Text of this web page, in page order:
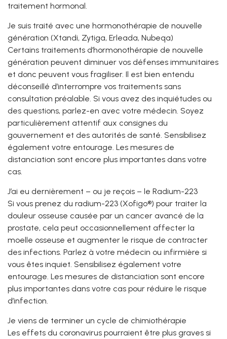
traitement hormonal.
Je suis traité avec une hormonothérapie de nouvelle
génération (Xtandi, Zytiga, Erleada, Nubeqa)
Certains traitements d’hormonothérapie de nouvelle
génération peuvent diminuer vos défenses immunitaires
et donc peuvent vous fragiliser. Il est bien entendu
déconseillé d’interrompre vos traitements sans
consultation préalable. Si vous avez des inquiétudes ou
des questions, parlez-en avec votre médecin. Soyez
particulièrement attentif aux consignes du
gouvernement et des autorités de santé. Sensibilisez
également votre entourage. Les mesures de
distanciation sont encore plus importantes dans votre
cas.
J’ai eu dernièrement – ou je reçois – le Radium-223
Si vous prenez du radium-223 (Xofigo®) pour traiter la
douleur osseuse causée par un cancer avancé de la
prostate, cela peut occasionnellement affecter la
moelle osseuse et augmenter le risque de contracter
des infections. Parlez à votre médecin ou infirmière si
vous êtes inquiet. Sensibilisez également votre
entourage. Les mesures de distanciation sont encore
plus importantes dans votre cas pour réduire le risque
d’infection.
Je viens de terminer un cycle de chimiothérapie
Les effets du coronavirus pourraient être plus graves si